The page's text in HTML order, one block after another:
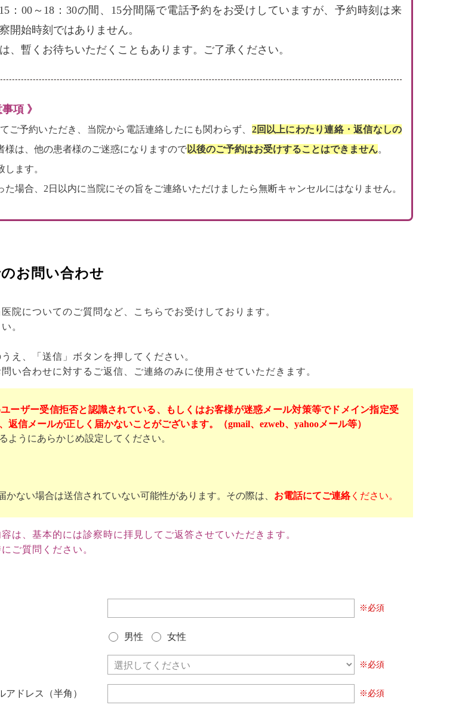
：00～18：30の間、15分間隔で電話予約をお受けしていますが、予約時刻は来
開始時刻ではありません。
、暫くお待ちいただくこともあります。ご了承ください。
項 》
ご予約いただき、当院から電話連絡したにも関わらず、 2回以上にわたり連絡・返信なしの
様は、他の患者様のご迷惑になりますので以後のご予約はお受けすることはできません。
ます。
場合、2日以内に当院にその旨をご連絡いただけましたら無断キャンセルにはなりません。
お問い合わせ
院についてのご質問など、こちらでお受けしております。
。
え、「送信」ボタンを押してください。
い合わせに対するご返信、ご連絡のみに使用させていただきます。
ーザー受信拒否と認識されている、もしくはお客様が迷惑メール対策等でドメイン指定受
返信メールが正しく届かないことがございます。（gmail、ezweb、yahooメール等）
ようにあらかじめ設定してください。
ない場合は送信されていない可能性があります。その際は、 お電話にてご連絡ください。
は、基本的には診察時に拝見してご返答させていただきます。
ご質問ください。
※必須
男性 女性
※必須
アドレス（半角） ※必須